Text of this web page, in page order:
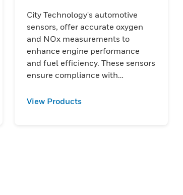
City Technology's automotive
sensors, offer accurate oxygen
and NOx measurements to
enhance engine performance
and fuel efficiency. These sensors
ensure compliance with
promoting vehicle safety and
View Products